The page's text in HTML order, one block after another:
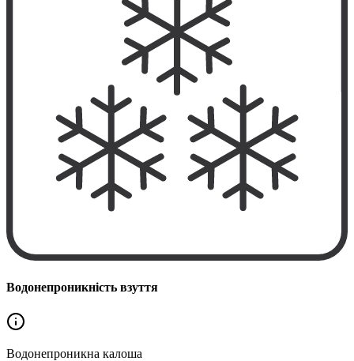
Водонепроникність взуття
Водонепроникна калоша